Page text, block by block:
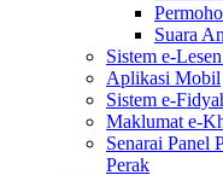
Suara
Sistem e-
Aplikasi Mobil
Sistem e-
Maklumat e-
Senarai Panel
Perak